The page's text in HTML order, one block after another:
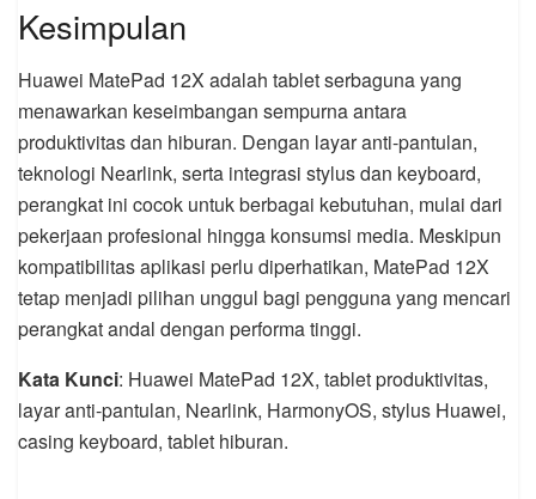
Kesimpulan
Huawei MatePad 12X adalah tablet serbaguna yang
menawarkan keseimbangan sempurna antara
produktivitas dan hiburan. Dengan layar anti-pantulan,
teknologi Nearlink, serta integrasi stylus dan keyboard,
perangkat ini cocok untuk berbagai kebutuhan, mulai dari
pekerjaan profesional hingga konsumsi media. Meskipun
kompatibilitas aplikasi perlu diperhatikan, MatePad 12X
tetap menjadi pilihan unggul bagi pengguna yang mencari
perangkat andal dengan performa tinggi.
Kata Kunci: Huawei MatePad 12X, tablet produktivitas,
layar anti-pantulan, Nearlink, HarmonyOS, stylus Huawei,
casing keyboard, tablet hiburan.